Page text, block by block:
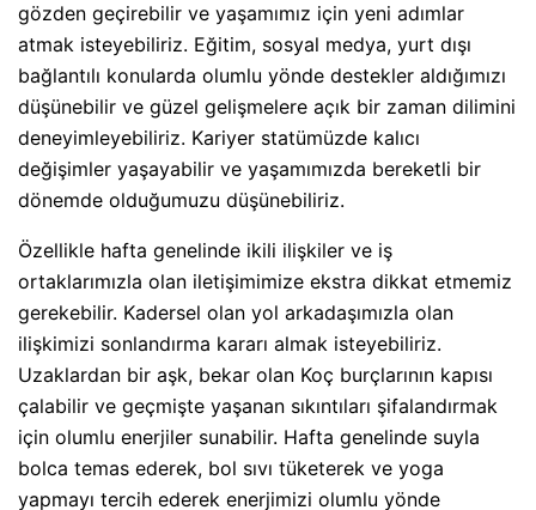
gözden geçirebilir ve yaşamımız için yeni adımlar
atmak isteyebiliriz. Eğitim, sosyal medya, yurt dışı
bağlantılı konularda olumlu yönde destekler aldığımızı
düşünebilir ve güzel gelişmelere açık bir zaman dilimini
deneyimleyebiliriz. Kariyer statümüzde kalıcı
değişimler yaşayabilir ve yaşamımızda bereketli bir
dönemde olduğumuzu düşünebiliriz.
Özellikle hafta genelinde ikili ilişkiler ve iş
ortaklarımızla olan iletişimimize ekstra dikkat etmemiz
gerekebilir. Kadersel olan yol arkadaşımızla olan
ilişkimizi sonlandırma kararı almak isteyebiliriz.
Uzaklardan bir aşk, bekar olan Koç burçlarının kapısı
çalabilir ve geçmişte yaşanan sıkıntıları şifalandırmak
için olumlu enerjiler sunabilir. Hafta genelinde suyla
bolca temas ederek, bol sıvı tüketerek ve yoga
yapmayı tercih ederek enerjimizi olumlu yönde